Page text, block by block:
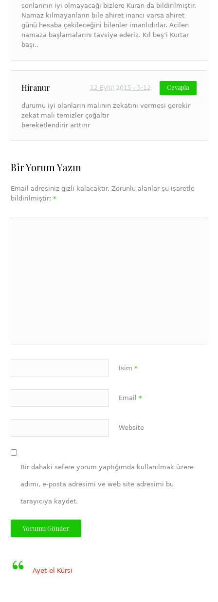
sonlarının iyi olmayacağı bizlere Kuran da bildirilmiştir.
Namaz kılmayanların bile ahiret inancı varsa ahiret
günü hesaba çekileceğini bilenler imanlıdırlar. Acilen
namaza başlamalarını tavsiye ederiz. Kıl beş’i Kurtar
başı..
Hiranur Cevapla
12 Eylül 2015 - 5:12
durumu iyi olanların malının zekatını vermesi gerekir
zekat malı temizler çoğaltır
bereketlendirir arttırır
Bir Yorum Yazın
Email adresiniz gizli kalacaktır. Zorunlu alanlar şu işaretle
bildirilmiştir:*
İsim *
Email *
Website
Bir dahaki sefere yorum yaptığımda kullanılmak üzere
adımı, e-posta adresimi ve web site adresimi bu
tarayıcıya kaydet.
Ayet-el Kürsi